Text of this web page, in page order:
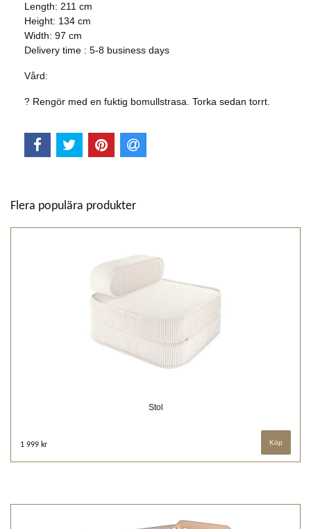
Length: 211 cm
Height: 134 cm
Width: 97 cm
Delivery time : 5-8 business days
Vård:
? Rengör med en fuktig bomullstrasa. Torka sedan torrt.
Flera populära produkter
Stol
1 999 kr